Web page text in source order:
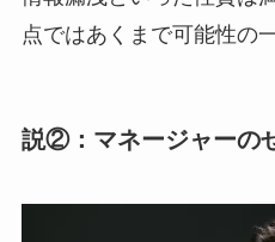
点ではあくまで可能性の
説②：マネージャーの